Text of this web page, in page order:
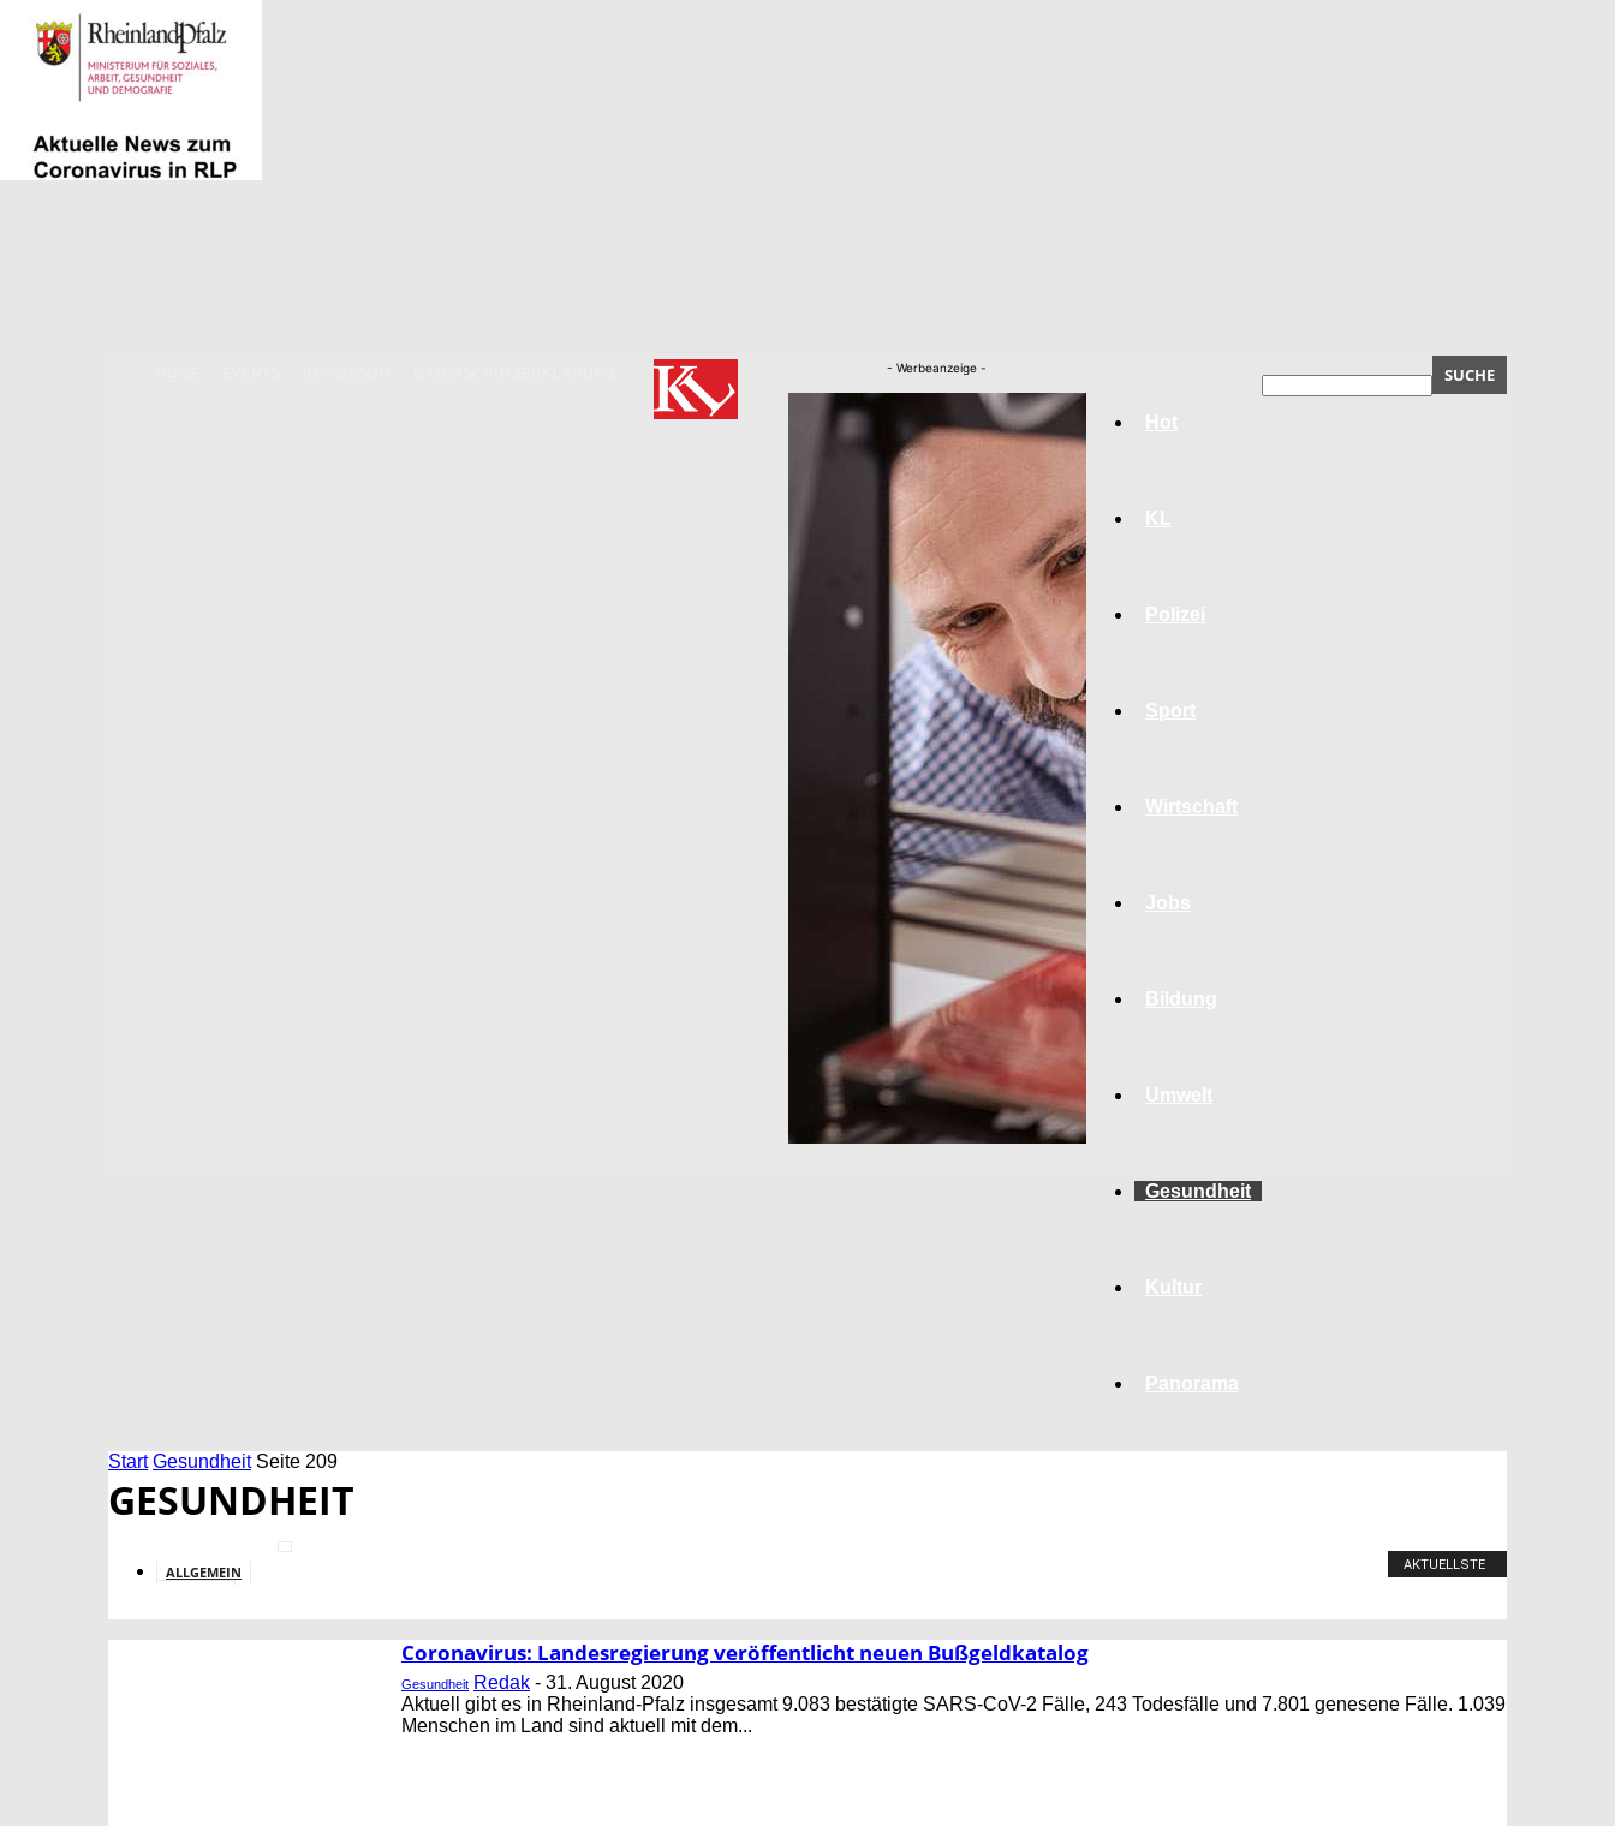
Kaiserslautern
Gesundheit
Kultur
Panorama
- Werbeanzeige -
Start Gesundheit Seite 209
GESUNDHEIT
ALLGEMEIN
CORNING
FB GESUNDHEIT
AKTUELLSTE
Coronavirus: Landesregierung veröffentlicht neuen Bußgeld­katalog
Gesundheit Redak - 31. August 2020
Aktuell gibt es in Rheinland-Pfalz insgesamt 9.083 bestätigte SARS-CoV-2 Fälle, 243 Todesfälle und 7.801 genesene Fälle. 1.039
Menschen im Land sind aktuell mit dem...